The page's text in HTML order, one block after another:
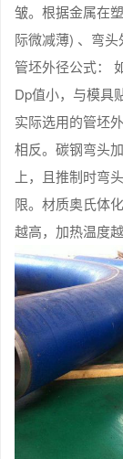
皱。根据金属在
际微减薄) 、弯
管坯外径公式：
Dp值小，与模具
实际选用的管坯
相反。碳钢弯头
上，且推制时弯
限。材质奥氏体
越高，加热温度